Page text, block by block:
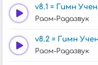
Раом-Радазвук
Раом-Радазвук